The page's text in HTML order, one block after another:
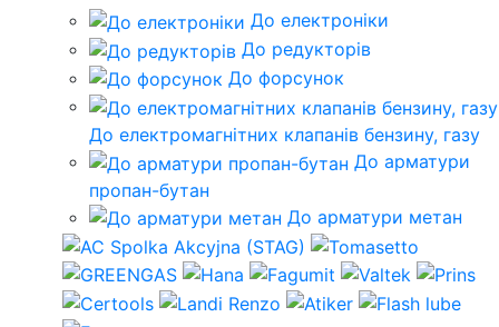
До електроніки
До редукторів
До форсунок
До електромагнітних клапанів бензину, газу
До арматури
пропан-бутан
До арматури метан